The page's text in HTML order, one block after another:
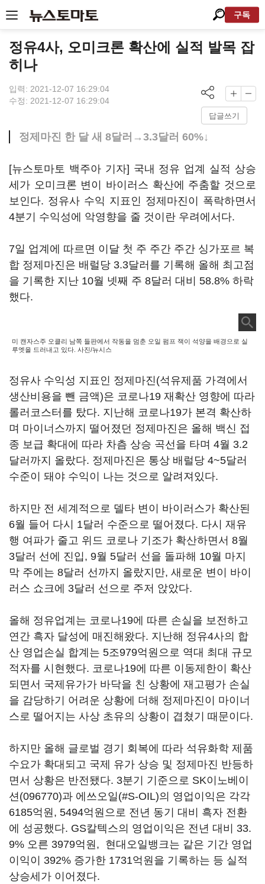
구독
정유4사, 오미크론 확산에 실적 발목 잡
히나
입력: 2021-12-07 16:29:04
수정: 2021-12-07 16:29:04
답글쓰기
정제마진 한 달 새 8달러→3.3달러 60%↓
[뉴스토마토 백주아 기자] 국내 정유 업계 실적 상승
세가 오미크론 변이 바이러스 확산에 주춤할 것으로
보인다. 정유사 수익 지표인 정제마진이 폭락하면서
4분기 수익성에 악영향을 줄 것이란 우려에서다.
7일 업계에 따르면 이달 첫 주 주간 주간 싱가포르 복
합 정제마진은 배럴당 3.3달러를 기록해 올해 최고점
을 기록한 지난 10월 넷째 주 8달러 대비 58.8% 하락
했다.
미 캔자스주 오클리 남쪽 들판에서 작동을 멈춘 오일 펌프 잭이 석양을 배경으로 실
루엣을 드러내고 있다. 사진/뉴시스
정유사 수익성 지표인 정제마진(석유제품 가격에서
생산비용을 뺀 금액)은 코로나19 재확산 영향에 따라
롤러코스터를 탔다. 지난해 코로나19가 본격 확산하
며 마이너스까지 떨어졌던 정제마진은 올해 백신 접
종 보급 확대에 따라 차츰 상승 곡선을 타며 4월 3.2
달러까지 올랐다. 정제마진은 통상 배럴당 4~5달러
수준이 돼야 수익이 나는 것으로 알려져있다.
하지만 전 세계적으로 델타 변이 바이러스가 확산된
6월 들어 다시 1달러 수준으로 떨어졌다. 다시 재유
행 여파가 줄고 위드 코로나 기조가 확산하면서 8월
3달러 선에 진입, 9월 5달러 선을 돌파해 10월 마지
막 주에는 8달러 선까지 올랐지만, 새로운 변이 바이
러스 쇼크에 3달러 선으로 주저 앉았다.
올해 정유업계는 코로나19에 따른 손실을 보전하고
연간 흑자 달성에 매진해왔다. 지난해 정유4사의 합
산 영업손실 합계는 5조979억원으로 역대 최대 규모
적자를 시현했다. 코로나19에 따른 이동제한이 확산
되면서 국제유가가 바닥을 친 상황에 재고평가 손실
을 감당하기 어려운 상황에 더해 정제마진이 마이너
스로 떨어지는 사상 초유의 상황이 겹쳤기 때문이다.
하지만 올해 글로벌 경기 회복에 따라 석유화학 제품
수요가 확대되고 국제 유가 상승 및 정제마진 반등하
면서 상황은 반전됐다. 3분기 기준으로 SK이노베이
션(096770)과 에쓰오일(#S-OIL)의 영업이익은 각각
6185억원, 5494억원으로 전년 동기 대비 흑자 전환
에 성공했다. GS칼텍스의 영업이익은 전년 대비 33.
9% 오른 3979억원, 현대오일뱅크는 같은 기간 영업
이익이 392% 증가한 1731억원을 기록하는 등 실적
상승세가 이어졌다.